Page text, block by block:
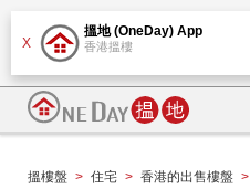
X
搵地 (OneDay) App
香港搵樓
搵樓盤 > 住宅 > 香港的出售樓盤 >